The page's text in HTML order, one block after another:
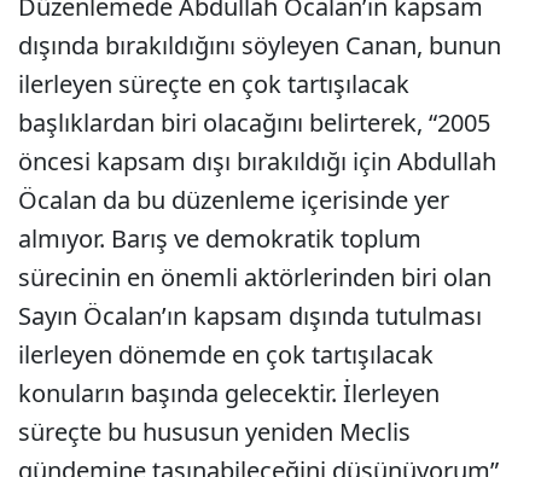
Düzenlemede Abdullah Öcalan’ın kapsam
dışında bırakıldığını söyleyen Canan, bunun
ilerleyen süreçte en çok tartışılacak
başlıklardan biri olacağını belirterek, “2005
öncesi kapsam dışı bırakıldığı için Abdullah
Öcalan da bu düzenleme içerisinde yer
almıyor. Barış ve demokratik toplum
sürecinin en önemli aktörlerinden biri olan
Sayın Öcalan’ın kapsam dışında tutulması
ilerleyen dönemde en çok tartışılacak
konuların başında gelecektir. İlerleyen
süreçte bu hususun yeniden Meclis